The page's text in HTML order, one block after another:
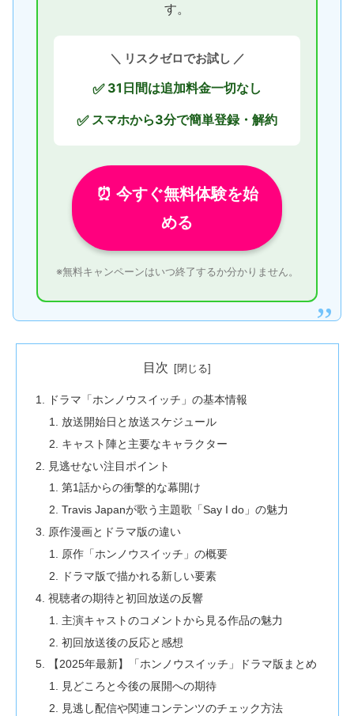
す。
＼ リスクゼロでお試し ／
✅31日間は追加料金一切なし
✅スマホから3分で簡単登録・解約
⏰ 今すぐ無料体験を始
める
※無料キャンペーンはいつ終了するか分かりません。
目次
ドラマ「ホンノウスイッチ」の基本情報
放送開始日と放送スケジュール
キャスト陣と主要なキャラクター
見逃せない注目ポイント
第1話からの衝撃的な幕開け
Travis Japanが歌う主題歌「Say I do」の魅力
原作漫画とドラマ版の違い
原作「ホンノウスイッチ」の概要
ドラマ版で描かれる新しい要素
視聴者の期待と初回放送の反響
主演キャストのコメントから見る作品の魅力
初回放送後の反応と感想
【2025年最新】「ホンノウスイッチ」ドラマ版まとめ
見どころと今後の展開への期待
見逃し配信や関連コンテンツのチェック方法